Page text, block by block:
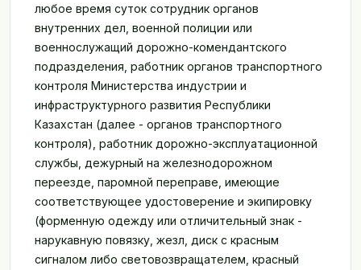
любое время суток сотрудник органов
внутренних дел, военной полиции или
военнослужащий дорожно-комендантского
подразделения, работник органов транспортного
контроля Министерства индустрии и
инфраструктурного развития Республики
Казахстан (далее - органов транспортного
контроля), работник дорожно-эксплуатационной
службы, дежурный на железнодорожном
переезде, паромной переправе, имеющие
соответствующее удостоверение и экипировку
(форменную одежду или отличительный знак -
нарукавную повязку, жезл, диск с красным
сигналом либо световозвращателем, красный